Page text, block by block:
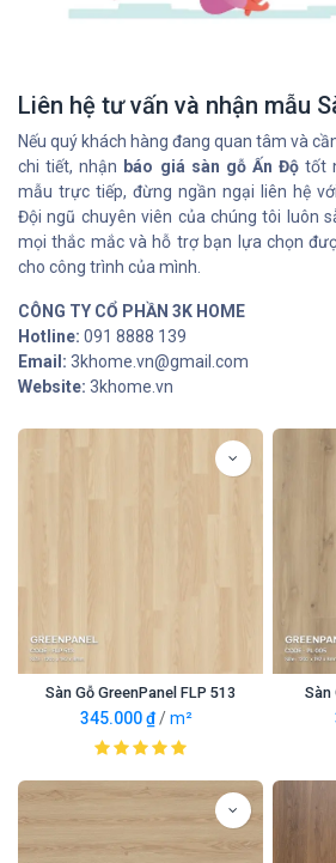
Liên hệ tư vấn và nhận mẫu
Nếu quý khách hàng đang quan tâm và
chi tiết, nhận báo giá sàn gỗ Ấn Độ tốt
mẫu trực tiếp, đừng ngần ngại liên hệ với
Đội ngũ chuyên viên của chúng tôi luôn
mọi thắc mắc và hỗ trợ bạn lựa chọn
cho công trình của mình.
CÔNG TY CỔ PHẦN 3K HOME
Hotline: 091 8888 139
Email: 3khome.vn@gmail.com
Website: 3khome.vn
Sàn Gỗ GreenPanel FLP 513
345.000₫ /m²
Sàn